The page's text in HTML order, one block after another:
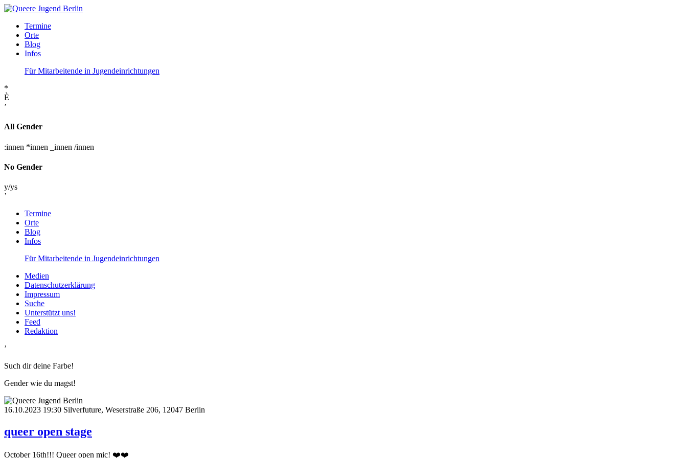
Termine
Orte
Blog
Infos
Für Mitarbeitende in Jugendeinrichtungen
*
È
’
All Gender
:innen *innen _innen /innen
No Gender
y/ys
’
Termine
Orte
Blog
Infos
Für Mitarbeitende in Jugendeinrichtungen
Medien
Datenschutzerklärung
Impressum
Suche
Unterstützt uns!
Feed
Redaktion
’
Such dir deine Farbe!
Gender wie du magst!
16.10.2023 19:30 Silverfuture, Weserstraße 206, 12047 Berlin
queer open stage
October 16th!!! Queer open mic! ❤️❤️